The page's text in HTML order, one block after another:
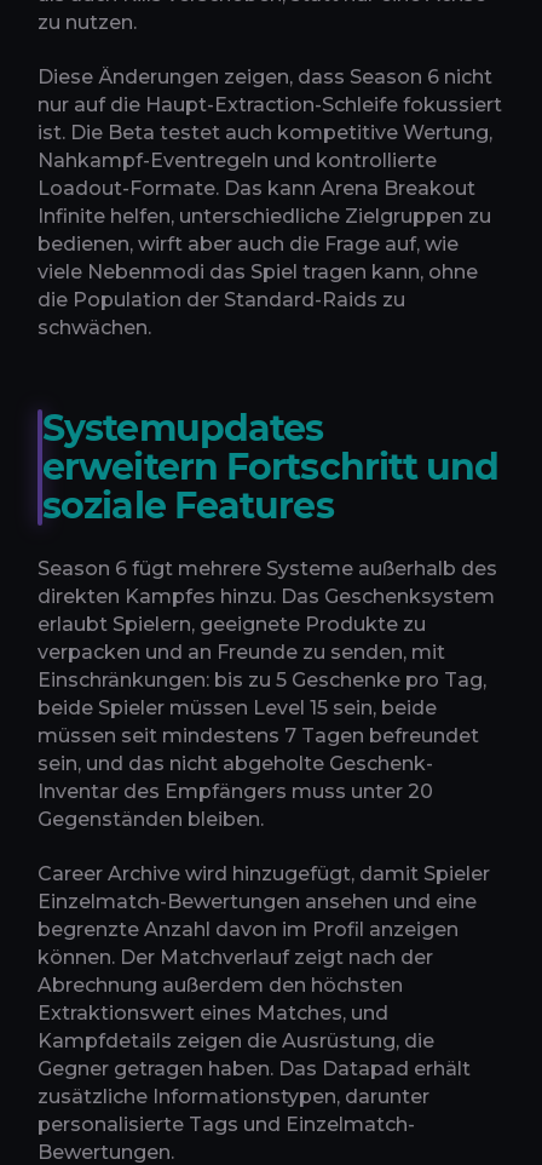
zu nutzen.
Diese Änderungen zeigen, dass Season 6 nicht
nur auf die Haupt-Extraction-Schleife fokussiert
ist. Die Beta testet auch kompetitive Wertung,
Nahkampf-Eventregeln und kontrollierte
Loadout-Formate. Das kann Arena Breakout
Infinite helfen, unterschiedliche Zielgruppen zu
bedienen, wirft aber auch die Frage auf, wie
viele Nebenmodi das Spiel tragen kann, ohne
die Population der Standard-Raids zu
schwächen.
Systemupdates
erweitern Fortschritt und
soziale Features
Season 6 fügt mehrere Systeme außerhalb des
direkten Kampfes hinzu. Das Geschenksystem
erlaubt Spielern, geeignete Produkte zu
verpacken und an Freunde zu senden, mit
Einschränkungen: bis zu 5 Geschenke pro Tag,
beide Spieler müssen Level 15 sein, beide
müssen seit mindestens 7 Tagen befreundet
sein, und das nicht abgeholte Geschenk-
Inventar des Empfängers muss unter 20
Gegenständen bleiben.
Career Archive wird hinzugefügt, damit Spieler
Einzelmatch-Bewertungen ansehen und eine
begrenzte Anzahl davon im Profil anzeigen
können. Der Matchverlauf zeigt nach der
Abrechnung außerdem den höchsten
Extraktionswert eines Matches, und
Kampfdetails zeigen die Ausrüstung, die
Gegner getragen haben. Das Datapad erhält
zusätzliche Informationstypen, darunter
personalisierte Tags und Einzelmatch-
Bewertungen.